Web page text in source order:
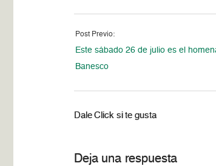
Post Previo:
Este sábado 26 de julio es el
Banesco
Dale Click si te gusta
Deja una respuesta